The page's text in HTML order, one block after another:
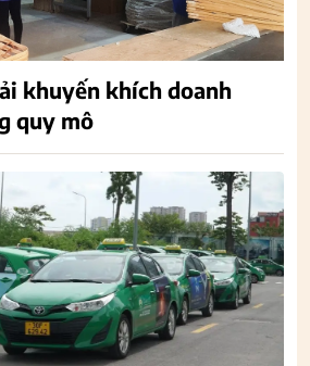
khuyến khích doanh
quy mô